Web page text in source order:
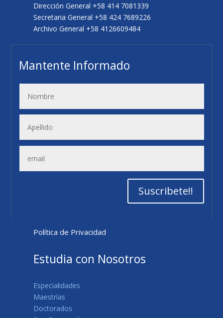
Dirección General +58 414 7081339
Secretaria General +58 424 7689226
Archivo General +58 4126609484
Mantente Informado
Suscribete!!
Política de Privacidad
Estudia con Nosotros
Especialidades
Maestrías
Doctorados